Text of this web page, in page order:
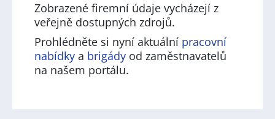
Zobrazené firemní údaje vycházejí z
veřejně dostupných zdrojů.
Prohlédněte si nyní aktuální pracovní
nabídky a brigády od zaměstnavatelů
na našem portálu.